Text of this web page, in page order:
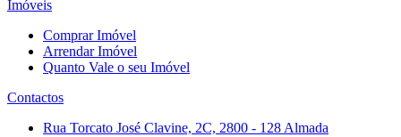
Imóveis
Comprar Imóvel
Arrendar Imóvel
Quanto Vale o seu Imóvel
Contactos
Rua Torcato José Clavine, 2C, 2800 - 128 Almada